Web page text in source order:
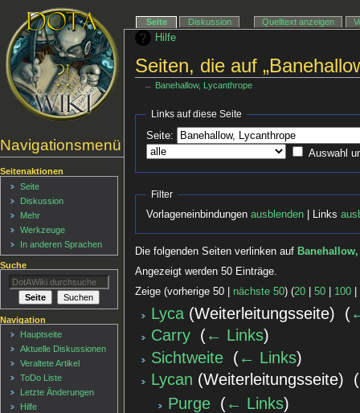
Hilfe
Seiten, die auf
← Banehallow, Lycanthrope
Links auf diese Seite
Seite:
Auswahl
Filter
Vorlageneinbindungen ausblenden| Links
Die folgenden Seiten verlinken auf
Angezeigt werden 50 Einträge.
Zeige (vorherige 50 | nächste 50) (20 |50 100
Lyca (Weiterleitungsseite) ‎ (
Carry (← Links)
Sichtweite (← Links)
Lycan (Weiterleitungsseite) ‎ (
Purge‎ (← Links)
Navigationsmenü
Seite Diskussion Quelltext anzeigen
Seitenaktionen
Seite
Diskussion
Mehr
Werkzeuge
In anderen Sprachen
Suche
Navigation
Hauptseite
Aktuelle Diskussionen
Veraltete Artikel
ToDo Liste
Letzte Änderungen
Hilfe